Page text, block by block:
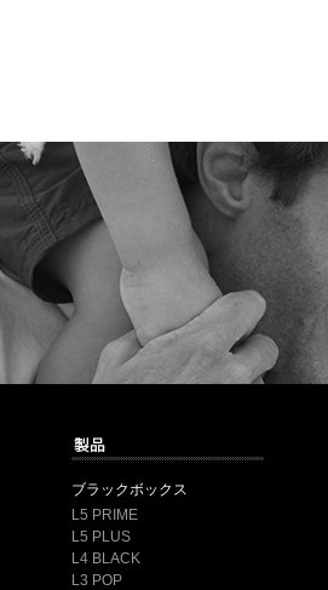
ブラックボックス
L5 PRIME
L5 PLUS
L4 BLACK
L3 POP